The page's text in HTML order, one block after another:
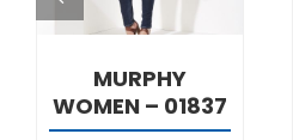
MURPHY
WOMEN – 01837